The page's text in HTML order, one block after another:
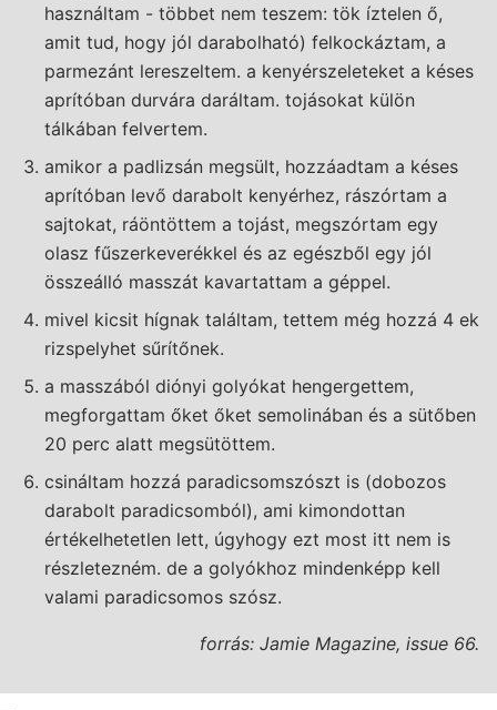
használtam - többet nem teszem: tök íztelen ő,
amit tud, hogy jól darabolható) felkockáztam, a
parmezánt lereszeltem. a kenyérszeleteket a késes
aprítóban durvára daráltam. tojásokat külön
tálkában felvertem.
amikor a padlizsán megsült, hozzáadtam a késes
aprítóban levő darabolt kenyérhez, rászórtam a
sajtokat, ráöntöttem a tojást, megszórtam egy
olasz fűszerkeverékkel és az egészből egy jól
összeálló masszát kavartattam a géppel.
mivel kicsit hígnak találtam, tettem még hozzá 4 ek
rizspelyhet sűrítőnek.
a masszából diónyi golyókat hengergettem,
megforgattam őket őket semolinában és a sütőben
20 perc alatt megsütöttem.
csináltam hozzá paradicsomszószt is (dobozos
darabolt paradicsomból), ami kimondottan
értékelhetetlen lett, úgyhogy ezt most itt nem is
részletezném. de a golyókhoz mindenképp kell
valami paradicsomos szósz.
forrás: Jamie Magazine, issue 66.